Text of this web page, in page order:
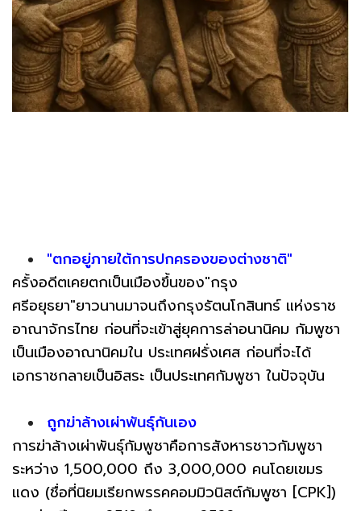
"ตกอยู่ภายใต้การปกครองของต่างชาติ"
ครั้งอดีตเคยตกเป็นเมืองขึ้นของ"กรุง
ศรีอยุธยา"ยาวนานมาจนถึงกรุงรัตนโกสินทร์ แห่งราช
อาณาจักรไทย ก่อนที่จะเข้าสู่ยุคการล่าอนานิคม กัมพูชา
เป็นเมืองอาณานิคมใน ประเทศฝรั่งเศส ก่อนที่จะได้
เอกราชกลายเป็นอิสระ เป็นประเทศกัมพูชา ในปัจจุบัน
ถูกฆ่าล้างเผ่าพันธุ์กันเอง
การฆ่าล้างเผ่าพันธุ์กัมพูชาคือการสังหารชาวกัมพูชา
ระหว่าง 1,500,000 ถึง 3,000,000 คนโดยเขมร
แดง (ชื่อที่นิยมเรียกพรรคคอมมิวนิสต์กัมพูชา [CPK])